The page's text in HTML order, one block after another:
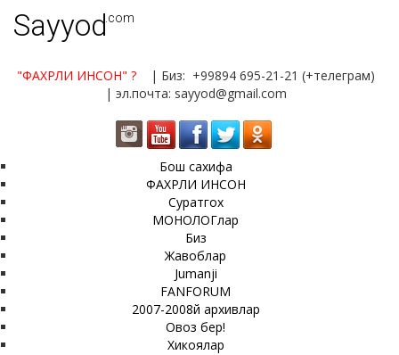
Sayyod.com
"ФАХРЛИ ИНСОН" ?
| Биз: +99894 695-21-21 (+телеграм)
| эл.почта: sayyod@gmail.com
Бош сахифа
ФАХРЛИ ИНСОН
Суратгох
МОНОЛОГлар
Биз
Жавоблар
Jumanji
FANFORUM
2007-2008й архивлар
Овоз бер!
Хикоялар